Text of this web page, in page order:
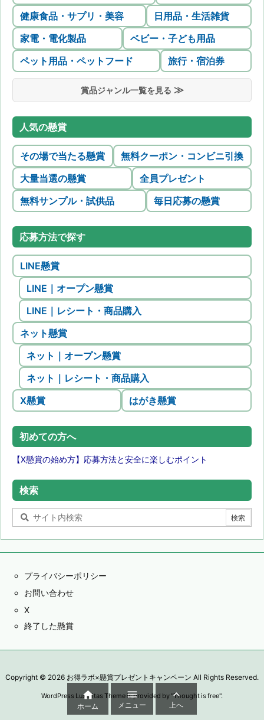
健康食品・サプリ・美容
日用品・生活雑貨
家電・電化製品
ベビー・子ども用品
ペット用品・ペットフード
旅行・宿泊券
賞品ジャンル一覧を見る
人気の懸賞
その場で当たる懸賞
無料クーポン・コンビニ引換
大量当選の懸賞
全員プレゼント
無料サンプル・試供品
毎日応募の懸賞
応募方法で探す
LINE懸賞
LINE｜オープン懸賞
LINE｜レシート・商品購入
ネット懸賞
ネット｜オープン懸賞
ネット｜レシート・商品購入
X懸賞
はがき懸賞
初めての方へ
【X懸賞の始め方】応募方法と安全に楽しむポイント
検索
プライバシーポリシー
お問い合わせ
X
終了した懸賞
Copyright © 2026 お得ラボ×懸賞プレゼントキャンペーン All Rights Reserved.
WordPress Luxeritas Theme is provided by "Thought is free".

ホーム

メニュー

上へ